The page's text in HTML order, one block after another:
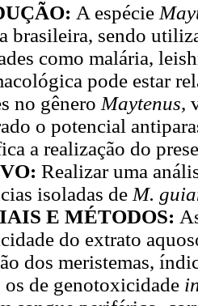
A espécie
brasileira, sendo
como malária,
pode estar
no gênero Maytenus,
o potencial
a realização do
Realizar uma
isoladas de M.
E MÉTODOS:
do extrato
dos meristemas,
os de genotoxicidade